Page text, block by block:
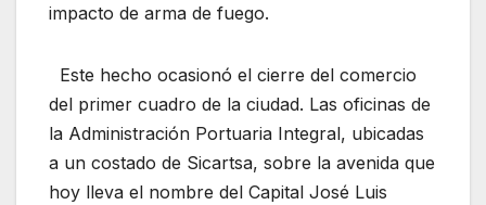
impacto de arma de fuego.
Este hecho ocasionó el cierre del comercio
del primer cuadro de la ciudad. Las oficinas de
la Administración Portuaria Integral, ubicadas
a un costado de Sicartsa, sobre la avenida que
hoy lleva el nombre del Capital José Luis